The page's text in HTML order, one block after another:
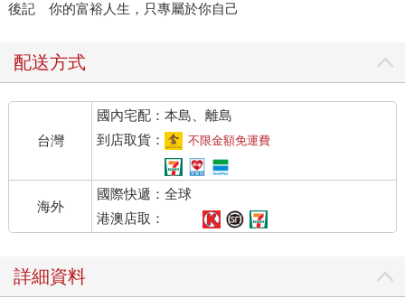
後記 你的富裕人生，只專屬於你自己
配送方式
台灣
國內宅配：本島、離島
到店取貨：
不限金額免運費
海外
國際快遞：全球
港澳店取：
詳細資料